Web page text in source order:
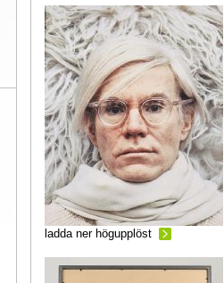
ladda ner högupplöst